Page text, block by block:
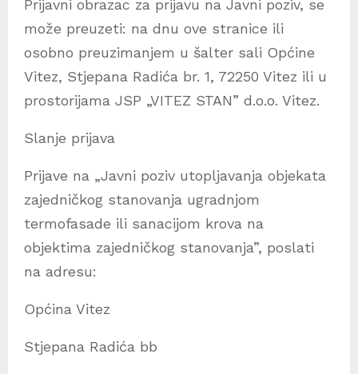
Prijavni obrazac za prijavu na Javni poziv, se
može preuzeti: na dnu ove stranice ili
osobno preuzimanjem u šalter sali Općine
Vitez, Stjepana Radića br. 1, 72250 Vitez ili u
prostorijama JSP „VITEZ STAN” d.o.o. Vitez.
Slanje prijava
Prijave na „Javni poziv utopljavanja objekata
zajedničkog stanovanja ugradnjom
termofasade ili sanacijom krova na
objektima zajedničkog stanovanja”, poslati
na adresu:
Općina Vitez
Stjepana Radića bb